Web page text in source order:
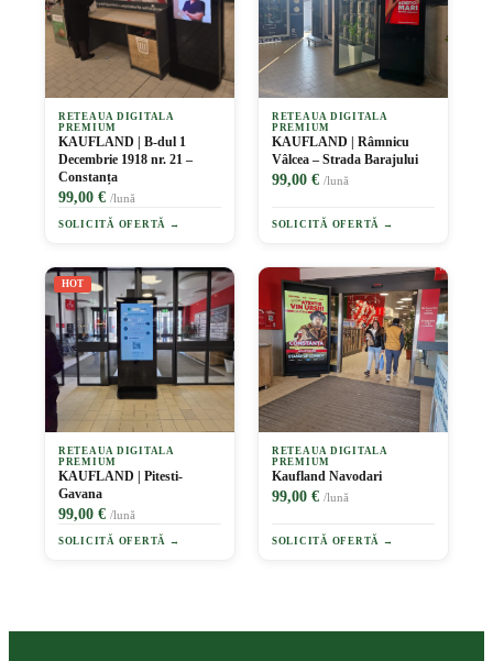
RETEAUA DIGITALA
PREMIUM
KAUFLAND | B-dul 1
Decembrie 1918 nr. 21 –
Constanța
99,00 € /lună
SOLICITĂ OFERTĂ →
RETEAUA DIGITALA
PREMIUM
KAUFLAND | Râmnicu
Vâlcea – Strada Barajului
99,00 € /lună
SOLICITĂ OFERTĂ →
HOT
RETEAUA DIGITALA
PREMIUM
KAUFLAND | Pitesti-
Gavana
99,00 € /lună
SOLICITĂ OFERTĂ →
RETEAUA DIGITALA
PREMIUM
Kaufland Navodari
99,00 € /lună
SOLICITĂ OFERTĂ →